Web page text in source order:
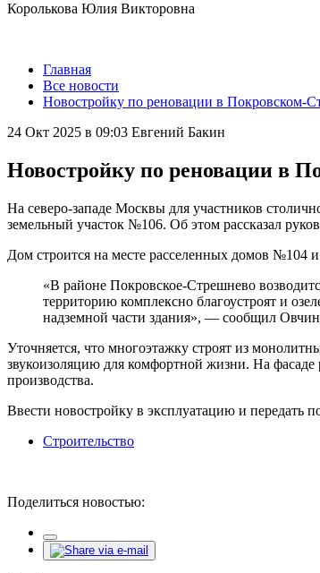
Королькова Юлия Викторовна
Главная
Все новости
Новостройку по реновации в Покровском-
24 Окт 2025 в 09:03 Евгений Бакин
Новостройку по реновации в
На северо-западе Москвы для участников
земельный участок №106. Об этом рассказал
Дом строится на месте расселенных домов №104
«В районе Покровское-Стрешнево
территорию комплексно благоустроят и
надземной части здания», — сообщил
Уточняется, что многоэтажку строят из
звукоизоляцию для комфортной жизни. На фасаде
производства.
Ввести новостройку в эксплуатацию и передать
Строительство
Поделиться новостью: